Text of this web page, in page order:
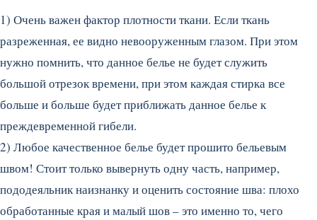
1) Очень важен фактор плотности ткани. Если ткань
разреженная, ее видно невооруженным глазом. При этом
нужно помнить, что данное белье не будет служить
большой отрезок времени, при этом каждая стирка все
больше и больше будет приближать данное белье к
преждевременной гибели.
2) Любое качественное белье будет прошито бельевым
швом! Стоит только вывернуть одну часть, например,
пододеяльник наизнанку и оценить состояние шва: плохо
обработанные края и малый шов – это именно то, чего